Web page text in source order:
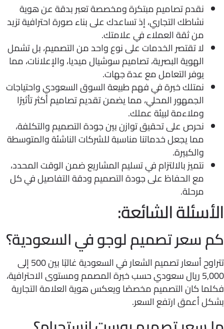
نقدم تصاميم مبتكرة ومخصصة تعبر بدقة عن هوية
نشاطك التجاري، إذ تساعدك على بناء صورة احترافية تزيد
من ثقة العملاء في علامتك.
لا تقتصر الخدمات على نوع واحد من التصميم، بل تشمل
الهوية البصرية، تصاميم سوشيال ميديا، والإعلانات، مما
يوفر التعامل مع عدة جهات.
نمتلك خبرة في فهم طبيعة السوق السعودي واحتياجات
الجمهور المحلي، مما يضمن تقديم تصاميم أكثر تأثيرًا
وملاءمة لبيئة عملك.
نحرص على تحقيق توازن بين جودة التصميم والتكلفة،
مما يجعل خدماتنا مناسبة للشركات الناشئة والمتوسطة
والكبيرة.
نتميز بالالتزام في تسليم المشاريع ضمن الوقت المحدد،
مع الحفاظ على جودة التصميم ودقة التفاصيل في كل
مرحلة.
الشائعة:
سعر تصميم لوجو في السعودية؟
تتراوح أسعار تصميم الشعار في السعودية غالبًا بين 500 إلى
5,000 ريال سعودي حسب خبرة المصمم ومستوى الاحترافية،
كان التصميم مخصصًا ويعكس هوية العلامة التجارية
أعمق ارتفع السعر.